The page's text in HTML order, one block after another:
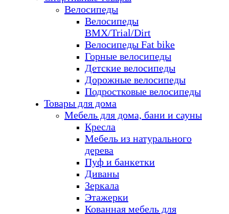
Велосипеды
Велосипеды
BMX/Trial/Dirt
Велосипеды Fat bike
Горные велосипеды
Детские велосипеды
Дорожные велосипеды
Подростковые велосипеды
Товары для дома
Мебель для дома, бани и сауны
Кресла
Мебель из натурального
дерева
Пуф и банкетки
Диваны
Зеркала
Этажерки
Кованная мебель для